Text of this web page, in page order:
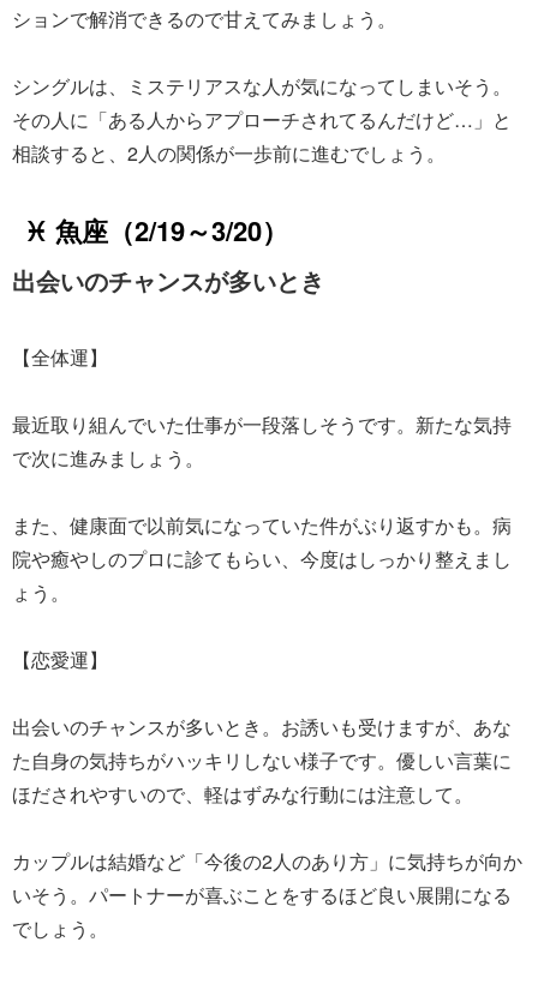
ションで解消できるので甘えてみましょう。
シングルは、ミステリアスな人が気になってしまいそう。
その人に「ある人からアプローチされてるんだけど…」と
相談すると、2人の関係が一歩前に進むでしょう。
♓ 魚座（2/19～3/20）
出会いのチャンスが多いとき
【全体運】
最近取り組んでいた仕事が一段落しそうです。新たな気持
で次に進みましょう。
また、健康面で以前気になっていた件がぶり返すかも。病
院や癒やしのプロに診てもらい、今度はしっかり整えまし
ょう。
【恋愛運】
出会いのチャンスが多いとき。お誘いも受けますが、あな
た自身の気持ちがハッキリしない様子です。優しい言葉に
ほだされやすいので、軽はずみな行動には注意して。
カップルは結婚など「今後の2人のあり方」に気持ちが向か
いそう。パートナーが喜ぶことをするほど良い展開になる
でしょう。